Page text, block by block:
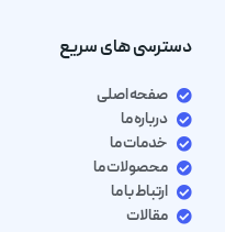
دسترسی های سریع
صفحه اصلی
درباره ما
خدمات ما
محصولات ما
ارتباط با ما
مقالات